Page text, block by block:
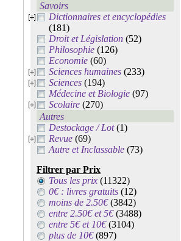
Savoirs
Dictionnaires et encyclopédies
(181)
Droit et Législation (52)
Philosophie (126)
Economie (60)
Sciences humaines (233)
Sciences (194)
Médecine et Biologie (97)
Scolaire (270)
Autres
Destockage / Lot(1)
Revue (69)
Autre et Inclassable (73)
Filtrer par Prix
Tous les prix (11322)
0€ : livres gratuits (12)
moins de 2.50€(3842)
entre 2.50€ et 5€(3488)
entre 5€ et 10€(3104)
plus de 10€(897)